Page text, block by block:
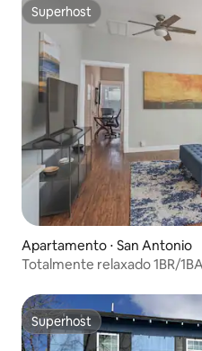
Superhost
Superhost
Apartamento ⋅ San Antonio
Totalmente relaxado 1BR/
Superhost
Superhost